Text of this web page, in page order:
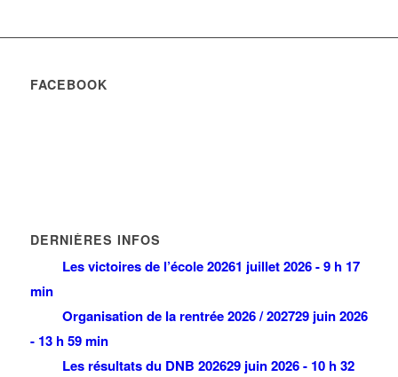
FACEBOOK
DERNIÈRES INFOS
Les victoires de l’école 20261 juillet 2026 - 9 h 17
min
Organisation de la rentrée 2026 / 202729 juin 2026
- 13 h 59 min
Les résultats du DNB 202629 juin 2026 - 10 h 32